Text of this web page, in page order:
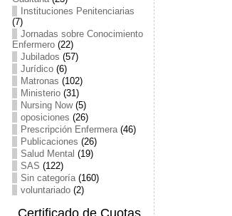
Instituciones Penitenciarias
(7)
Jornadas sobre Conocimiento
Enfermero(22)
Jubilados (57)
Jurídico(6)
Matronas (102)
Ministerio(31)
Nursing Now(5)
oposiciones (26)
Prescripción Enfermera(46)
Publicaciones (26)
Salud Mental (19)
SAS (122)
Sin categoría(160)
voluntariado(2)
Certificado de Cuotas